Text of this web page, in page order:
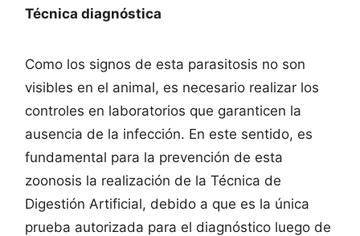
Técnica diagnóstica
Como los signos de esta parasitosis no son
visibles en el animal, es necesario realizar los
controles en laboratorios que garanticen la
ausencia de la infección. En este sentido, es
fundamental para la prevención de esta
zoonosis la realización de la Técnica de
Digestión Artificial, debido a que es la única
prueba autorizada para el diagnóstico luego de